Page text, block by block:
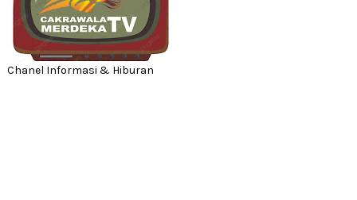
Chanel Informasi & Hiburan